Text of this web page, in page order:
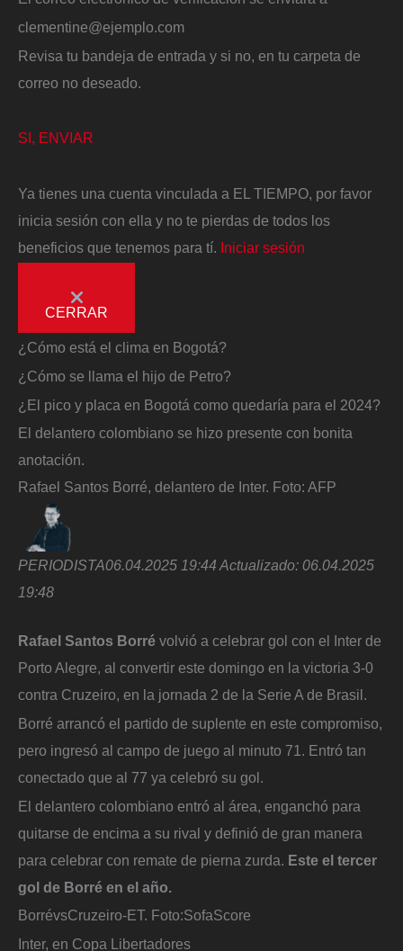
clementine@ejemplo.com
Revisa tu bandeja de entrada y si no, en tu carpeta de
correo no deseado.
SI, ENVIAR
Ya tienes una cuenta vinculada a EL TIEMPO, por favor
inicia sesión con ella y no te pierdas de todos los
beneficios que tenemos para tí. Iniciar sesión
CERRAR
¿Cómo está el clima en Bogotá?
¿Cómo se llama el hijo de Petro?
¿El pico y placa en Bogotá como quedaría para el 2024?
El delantero colombiano se hizo presente con bonita
anotación.
Rafael Santos Borré, delantero de Inter. Foto: AFP
PERIODISTA06.04.2025 19:44 Actualizado: 06.04.2025
19:48
Rafael Santos Borré volvió a celebrar gol con el Inter de
Porto Alegre, al convertir este domingo en la victoria 3-0
contra Cruzeiro, en la jornada 2 de la Serie A de Brasil.
Borré arrancó el partido de suplente en este compromiso,
pero ingresó al campo de juego al minuto 71. Entró tan
conectado que al 77 ya celebró su gol.
El delantero colombiano entró al área, enganchó para
quitarse de encima a su rival y definió de gran manera
para celebrar con remate de pierna zurda. Este el tercer
gol de Borré en el año.
BorrévsCruzeiro-ET. Foto:SofaScore
Inter, en Copa Libertadores